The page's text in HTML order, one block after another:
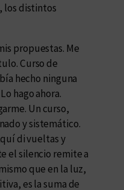
los distintos
propuestas. Me
Curso de
hecho ninguna
hago ahora.
Un curso,
y sistemático.
di vueltas y
el silencio remite a
que en la luz,
es la suma de